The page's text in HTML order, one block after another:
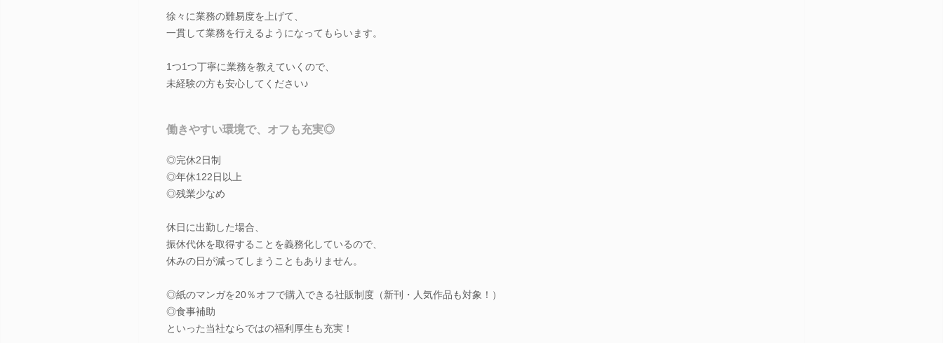
徐々に業務の難易度を上げて、
一貫して業務を行えるようになってもらいます。
1つ1つ丁寧に業務を教えていくので、
未経験の方も安心してください♪
働きやすい環境で、オフも充実◎
◎完休2日制
◎年休122日以上
◎残業少なめ
休日に出勤した場合、
振休代休を取得することを義務化しているので、
休みの日が減ってしまうこともありません。
◎紙のマンガを20％オフで購入できる社販制度（新刊・人気作品も対象！）
◎食事補助
といった当社ならではの福利厚生も充実！